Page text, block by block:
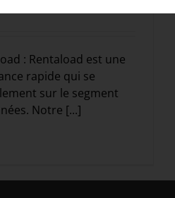
: Rentaload est une
rapide qui se
sur le segment
Notre [...]